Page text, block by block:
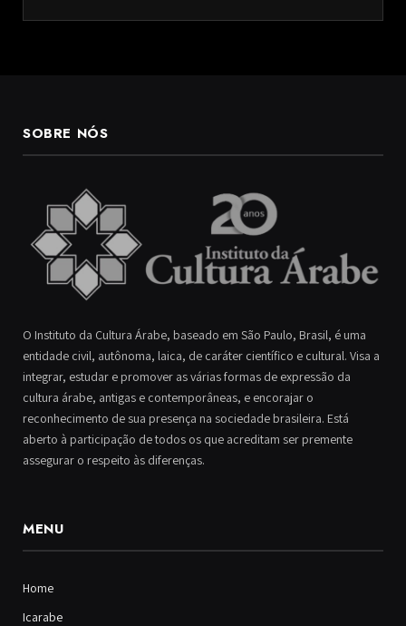
SOBRE NÓS
O Instituto da Cultura Árabe, baseado em São Paulo, Brasil, é uma
entidade civil, autônoma, laica, de caráter científico e cultural. Visa a
integrar, estudar e promover as várias formas de expressão da
cultura árabe, antigas e contemporâneas, e encorajar o
reconhecimento de sua presença na sociedade brasileira. Está
aberto à participação de todos os que acreditam ser premente
assegurar o respeito às diferenças.
MENU
Home
Icarabe